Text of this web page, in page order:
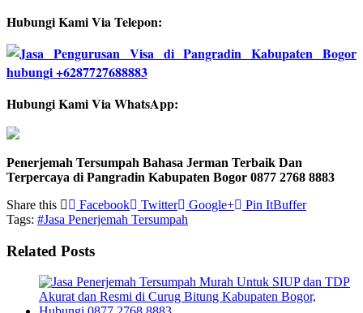
Hubungi Kami Via Telepon:
Hubungi Kami Via WhatsApp:
Penerjemah Tersumpah Bahasa Jerman Terbaik Dan
Terpercaya di Pangradin Kabupaten Bogor 0877 2768 8883
Share this
Facebook Twitter Google+ Pin ItBuffer
Tags: #Jasa Penerjemah Tersumpah
Related Posts